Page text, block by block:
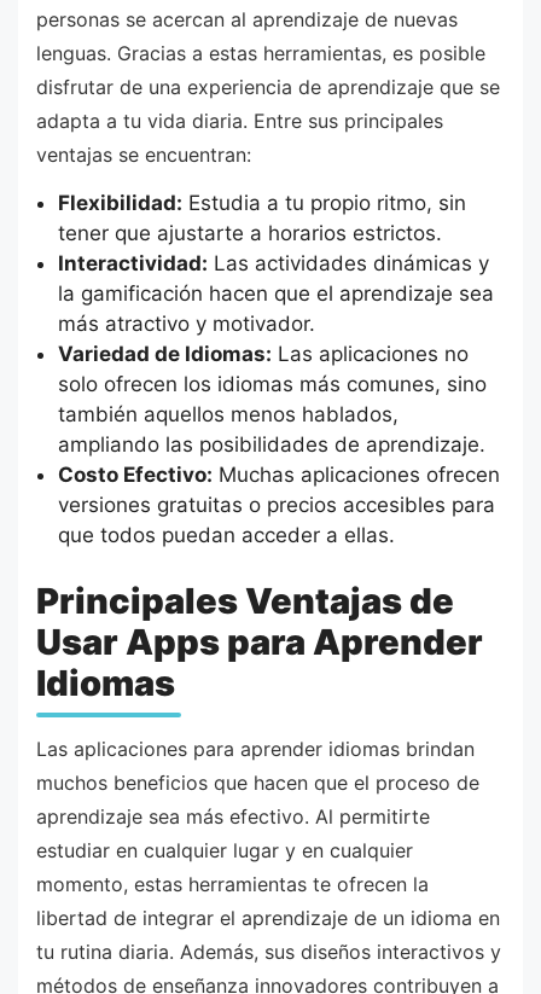
personas se acercan al aprendizaje de nuevas
lenguas. Gracias a estas herramientas, es posible
disfrutar de una experiencia de aprendizaje que se
adapta a tu vida diaria. Entre sus principales
ventajas se encuentran:
Flexibilidad: Estudia a tu propio ritmo, sin
tener que ajustarte a horarios estrictos.
Interactividad: Las actividades dinámicas y
la gamificación hacen que el aprendizaje sea
más atractivo y motivador.
Variedad de Idiomas: Las aplicaciones no
solo ofrecen los idiomas más comunes, sino
también aquellos menos hablados,
ampliando las posibilidades de aprendizaje.
Costo Efectivo: Muchas aplicaciones ofrecen
versiones gratuitas o precios accesibles para
que todos puedan acceder a ellas.
Principales Ventajas de
Usar Apps para Aprender
Idiomas
Las aplicaciones para aprender idiomas brindan
muchos beneficios que hacen que el proceso de
aprendizaje sea más efectivo. Al permitirte
estudiar en cualquier lugar y en cualquier
momento, estas herramientas te ofrecen la
libertad de integrar el aprendizaje de un idioma en
tu rutina diaria. Además, sus diseños interactivos y
métodos de enseñanza innovadores contribuyen a